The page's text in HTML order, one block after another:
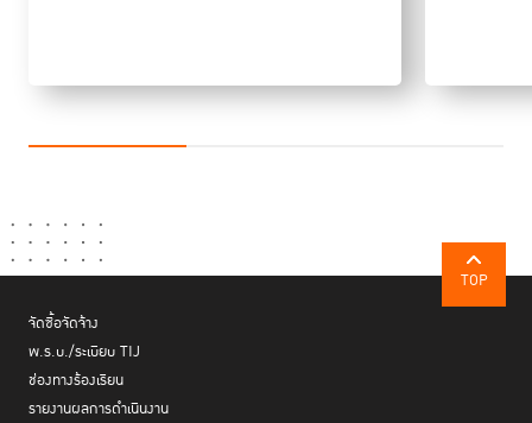
TOP
จัดซื้อจัดจ้าง
พ.ร.บ./ระเบียบ TIJ
ช่องทางร้องเรียน
รายงานผลการดำเนินงาน